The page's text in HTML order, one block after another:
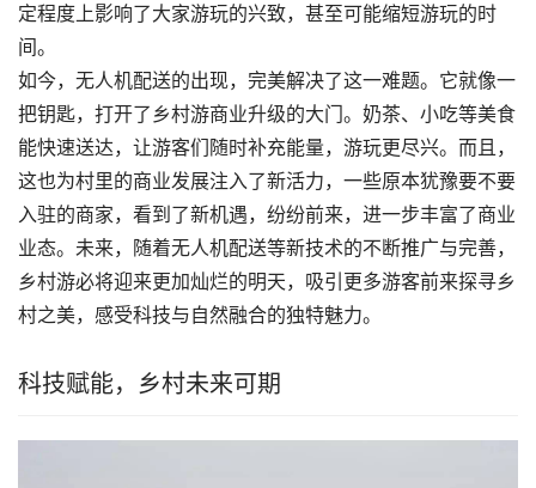
定程度上影响了大家游玩的兴致，甚至可能缩短游玩的时
间。
如今，无人机配送的出现，完美解决了这一难题。它就像一
把钥匙，打开了乡村游商业升级的大门。奶茶、小吃等美食
能快速送达，让游客们随时补充能量，游玩更尽兴。而且，
这也为村里的商业发展注入了新活力，一些原本犹豫要不要
入驻的商家，看到了新机遇，纷纷前来，进一步丰富了商业
业态。未来，随着无人机配送等新技术的不断推广与完善，
乡村游必将迎来更加灿烂的明天，吸引更多游客前来探寻乡
村之美，感受科技与自然融合的独特魅力。
科技赋能，乡村未来可期